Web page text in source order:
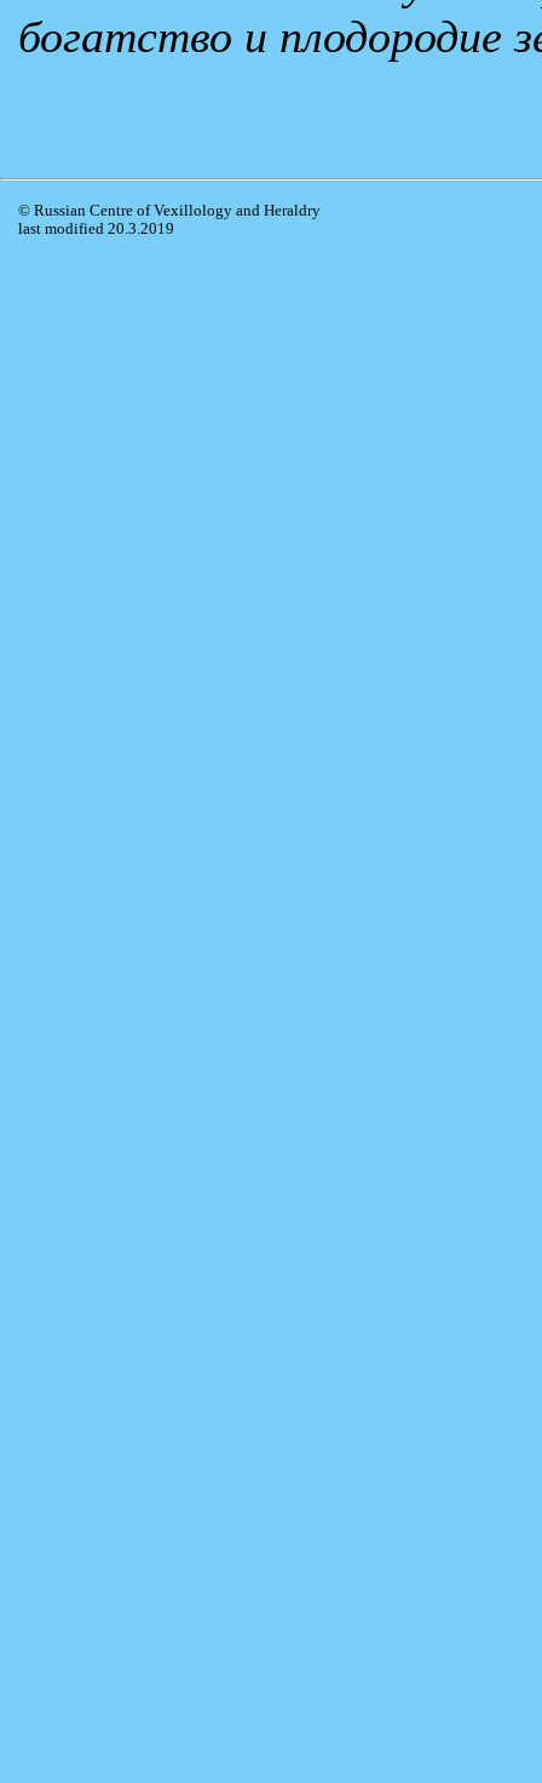
богатство и плодородие
© Russian Centre of Vexillology and Heraldry
last modified 20.3.2019